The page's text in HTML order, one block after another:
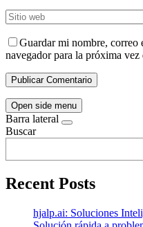
Guardar mi nombre, correo
navegador para la próxima vez
Open side menu
Barra lateral
Buscar
Recent Posts
hjalp.ai: Soluciones